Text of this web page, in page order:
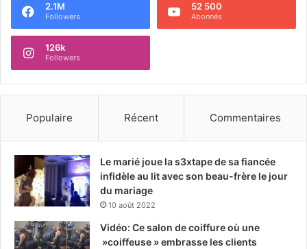
2.1M
Followers
52 500
Abonnés
126k
Followers
Populaire Récent Commentaires
Le marié joue la s3xtape de sa fiancée
infidèle au lit avec son beau-frère le jour
du mariage
10 août 2022
Vidéo: Ce salon de coiffure où une
»coiffeuse » embrasse les clients